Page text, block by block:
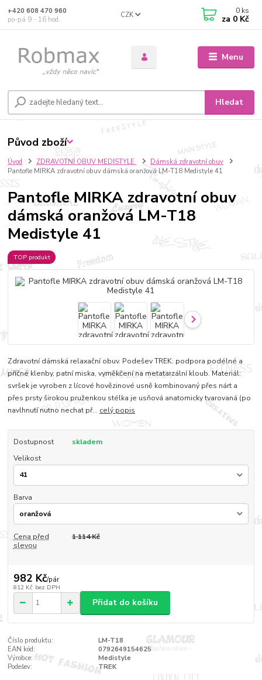
Menu
CZK
Hledat
+420 608 470 960
po-pá 9 - 16 hod.
0 ks
za 0 Kč
Úvod ZDRAVOTNÍ OBUV MEDISTYLE
Dámská zdravotní obuv
Pantofle MIRKA zdravotní obuv dámská oranžová LM-T18 Medistyle 41
Pantofle MIRKA zdravotní obuv
dámská oranžová LM-T18
Medistyle 41
TOP produkt
Zdravotní dámská relaxační obuv. Podešev TREK: podpora podélné a
příčné klenby, patní miska, vyměkčení na metatarzální kloub. Materiál:
svršek je vyroben z lícové hovězinové usně kombinovaný přes nárt a
přes prsty širokou pruženkou stélka je usňová anatomicky tvarovaná (po
navlhnutí nutno nechat př... celý popis
Dostupnost
skladem
Velikost
Barva
Cena před
slevou
1 114 Kč
982 Kč/pár
812 Kč bez DPH
Přidat do košíku
Číslo produktu:
LM-T18
EAN kód:
0792649154625
Výrobce:
Medistyle
Podešev:
TREK
Původ zboží